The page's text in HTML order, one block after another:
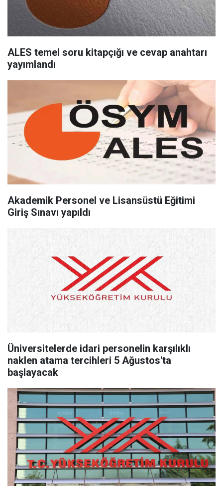
ALES temel soru kitapçığı ve cevap anahtarı
yayımlandı
Akademik Personel ve Lisansüstü Eğitimi
Giriş Sınavı yapıldı
Üniversitelerde idari personelin karşılıklı
naklen atama tercihleri 5 Ağustos'ta
başlayacak